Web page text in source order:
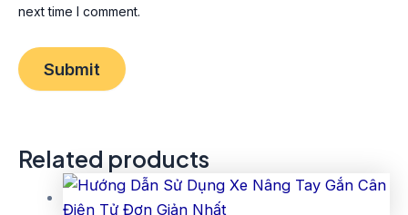
next time I comment.
Related products